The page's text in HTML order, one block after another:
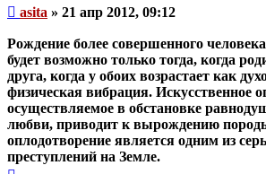
Непрочитанное
asita » 21 апр 2012, 09:12
Рождение более совершенного
будет возможно только тогда, когда
друга, когда у обоих возрастает как
физическая вибрация. Искусственное
осуществляемое в обстановке
любви, приводит к вырождению
оплодотворение является одним из
преступлений на Земле.